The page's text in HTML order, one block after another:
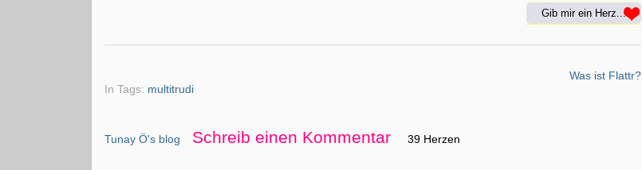
Gib mir ein Herz...
In Tags: multitrudi
Was ist Flattr?
Tunay Ö's blog Schreib einen Kommentar 39 Herzen